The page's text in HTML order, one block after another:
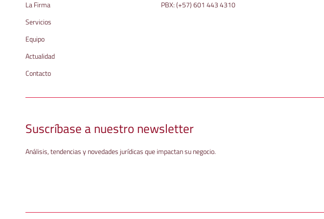
La Firma
Servicios
Equipo
Actualidad
Contacto
PBX:(+57) 601 443 4310
Suscríbase a nuestro newsletter
Análisis, tendencias y novedades jurídicas que impactan su negocio.